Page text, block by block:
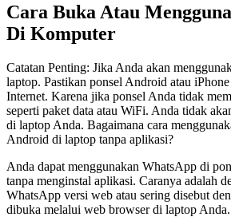
Cara Buka Atau
Di Komputer
Catatan Penting: Jika Anda akan
laptop. Pastikan ponsel Android atau
Internet. Karena jika ponsel Anda tidak
seperti paket data atau WiFi. Anda tidak
di laptop Anda. Bagaimana cara
Android di laptop tanpa aplikasi?
Anda dapat menggunakan WhatsApp di
tanpa menginstal aplikasi. Caranya adalah
WhatsApp versi web atau sering disebut
dibuka melalui web browser di laptop Anda.